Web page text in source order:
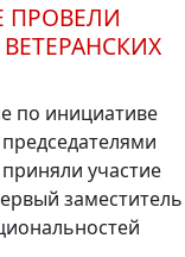
ПРОВЕЛИ
по инициативе
участие
заместитель